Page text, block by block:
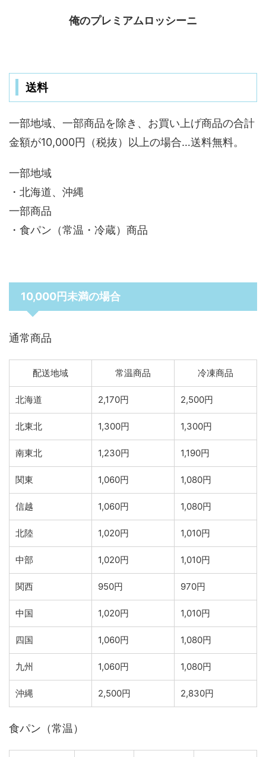
俺のプレミアムロッシーニ
送料
一部地域、一部商品を除き、お買い上げ商品の合計
金額が10,000円（税抜）以上の場合…送料無料。
一部地域
・北海道、沖縄
一部商品
・食パン（常温・冷蔵）商品
10,000円未満の場合
通常商品
配送地域 常温商品 冷凍商品
北海道 2,170円 2,500円
北東北 1,300円 1,300円
南東北 1,230円 1,190円
関東 1,060円 1,080円
信越 1,060円 1,080円
北陸 1,020円 1,010円
中部 1,020円 1,010円
関西 950円 970円
中国 1,020円 1,010円
四国 1,060円 1,080円
九州 1,060円 1,080円
沖縄 2,500円 2,830円
食パン（常温）